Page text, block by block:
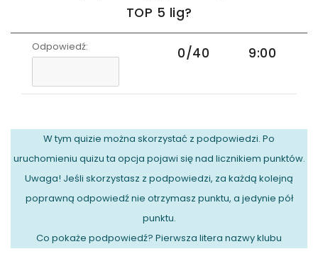
TOP 5 lig?
Odpowiedź: 0/40 9:00
W tym quizie można skorzystać z podpowiedzi. Po
uruchomieniu quizu ta opcja pojawi się nad licznikiem punktów.
Uwaga! Jeśli skorzystasz z podpowiedzi, za każdą kolejną
poprawną odpowiedź nie otrzymasz punktu, a jedynie pół
punktu.
Co pokaże podpowiedź? Pierwsza litera nazwy klubu